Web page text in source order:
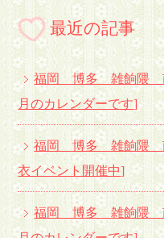
最近の記事
福岡 博多 雑餉隈
月のカレンダーです]
福岡 博多 雑餉隈
衣イベント開催中]
福岡 博多 雑餉隈